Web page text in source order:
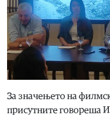
За значењето на
присутните говореша